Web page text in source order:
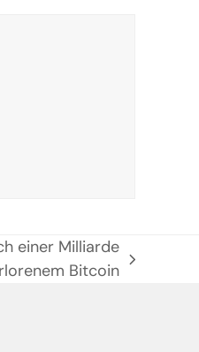
einer Milliarde
Bitcoin